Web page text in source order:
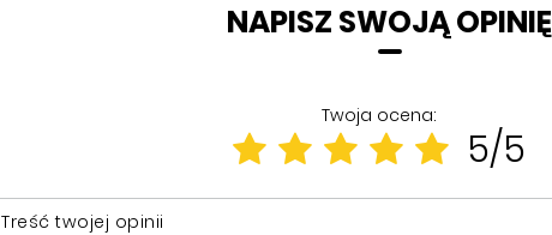
NAPISZ SWOJĄ OPINIĘ
Twoja ocena:
5/5
Treść twojej opinii